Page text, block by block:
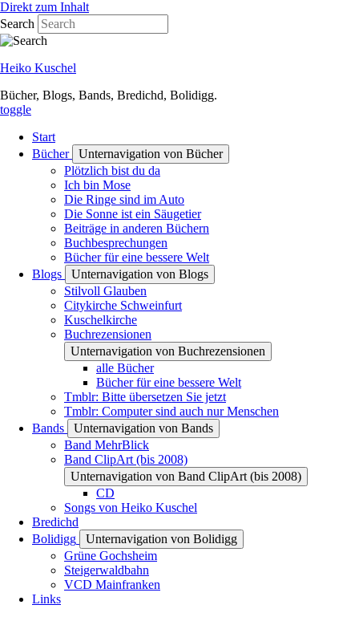
Direkt zum Inhalt
Search
Heiko Kuschel
Bücher, Blogs, Bands, Bredichd, Bolidigg.
toggle
Start
Bücher
Unternavigation von Bücher
Plötzlich bist du da
Ich bin Mose
Die Ringe sind im Auto
Die Sonne ist ein Säugetier
Beiträge in anderen Büchern
Buchbesprechungen
Bücher für eine bessere Welt
Blogs
Unternavigation von Blogs
Stilvoll Glauben
Citykirche Schweinfurt
Kuschelkirche
Buchrezensionen
Unternavigation von Buchrezensionen
alle Bücher
Bücher für eine bessere Welt
Tmblr: Bitte übersetzen Sie jetzt
Tmblr: Computer sind auch nur Menschen
Bands
Unternavigation von Bands
Band MehrBlick
Band ClipArt (bis 2008)
Unternavigation von Band ClipArt (bis 2008)
CD
Songs von Heiko Kuschel
Bredichd
Bolidigg
Unternavigation von Bolidigg
Grüne Gochsheim
Steigerwaldbahn
VCD Mainfranken
Links